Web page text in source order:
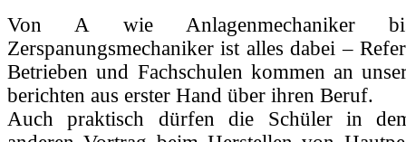
Von A wie
Zerspanungsmechaniker ist alles dabei –
Betrieben und Fachschulen kommen an
berichten aus erster Hand über ihren Beruf.
Auch praktisch dürfen die Schüler in